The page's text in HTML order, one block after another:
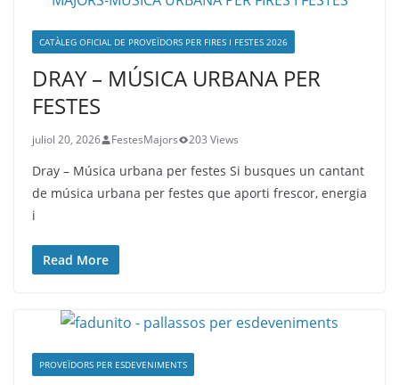
CATÀLEG OFICIAL DE PROVEÏDORS PER FIRES I FESTES 2026
DRAY – MÚSICA URBANA PER
FESTES
juliol 20, 2026 FestesMajors 203 Views
Dray – Música urbana per festes Si busques un cantant
de música urbana per festes que aporti frescor, energia
i
Read More
PROVEÏDORS PER ESDEVENIMENTS